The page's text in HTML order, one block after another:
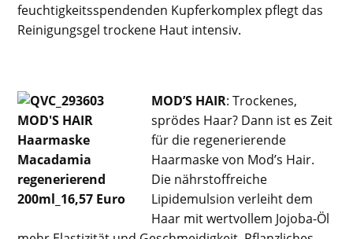
feuchtigkeitsspendenden Kupferkomplex pflegt das
Reinigungsgel trockene Haut intensiv.
MOD’S HAIR: Trockenes,
sprödes Haar? Dann ist es Zeit
für die regenerierende
Haarmaske von Mod’s Hair.
Die nährstoffreiche
Lipidemulsion verleiht dem
Haar mit wertvollem Jojoba-Öl